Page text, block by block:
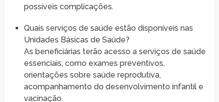
possíveis complicações.
Quais serviços de saúde estão disponíveis nas
Unidades Básicas de Saúde?
As beneficiárias terão acesso a serviços de saúde
essenciais, como exames preventivos,
orientações sobre saúde reprodutiva,
acompanhamento do desenvolvimento infantil e
vacinação.